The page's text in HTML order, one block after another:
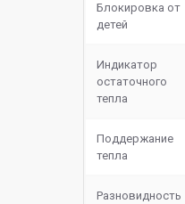
Блокировка от
детей
Индикатор
остаточного
тепла
Поддержание
тепла
Разновидность